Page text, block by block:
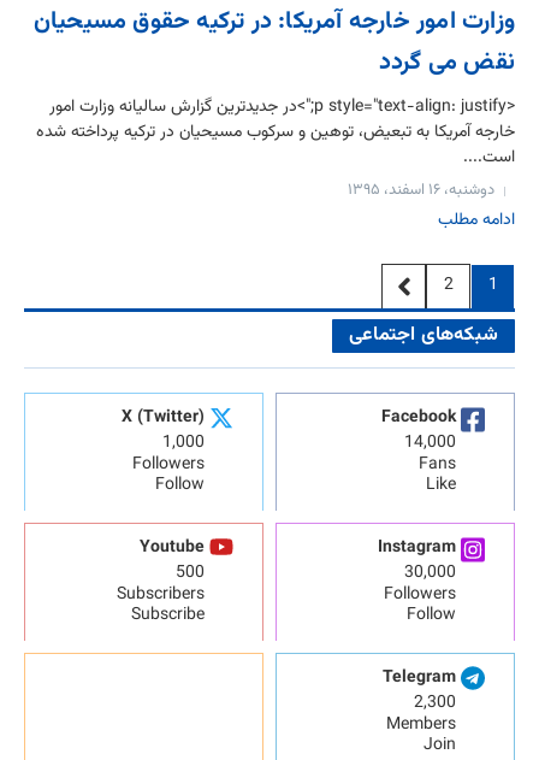
وزارت امور خارجه آمریکا: در ترکیه حقوق مسیحیان
نقض می گردد
<p style="text-align: justify;">در جدیدترین گزارش سالیانه وزارت امور
خارجه آمریکا به تبعیض، توهین و سرکوب مسیحیان در ترکیه پرداخته شده
است....
دوشنبه، ۱۶ اسفند، ۱۳۹۵
ادامه مطلب
1
2
شبکه‌های اجتماعی
Facebook
14,000
Fans
Like
X (Twitter)
1,000
Followers
Follow
Instagram
30,000
Followers
Follow
Youtube
500
Subscribers
Subscribe
Telegram
2,300
Members
Join